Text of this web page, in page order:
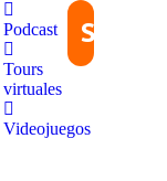
Podcast
Tours
virtuales
Videojuegos